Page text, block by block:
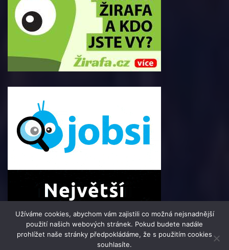
Užíváme cookies, abychom vám zajistili co možná nejsnadnější
použití našich webových stránek. Pokud budete nadále
prohlížet naše stránky předpokládáme, že s použitím cookies
souhlasíte.